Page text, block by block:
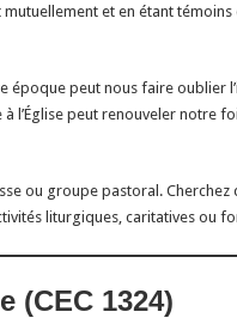
et en étant témoins
époque peut nous faire oublier
l’Église peut renouveler notre
ou groupe pastoral. Cherchez
liturgiques, caritatives ou
(CEC 1324)